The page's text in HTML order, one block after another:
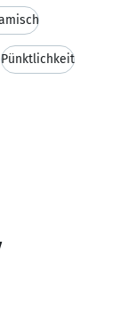
Pünktlichkeit